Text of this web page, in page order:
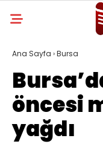
Ana Sayfa ›Bursa
öncesi
yağdı